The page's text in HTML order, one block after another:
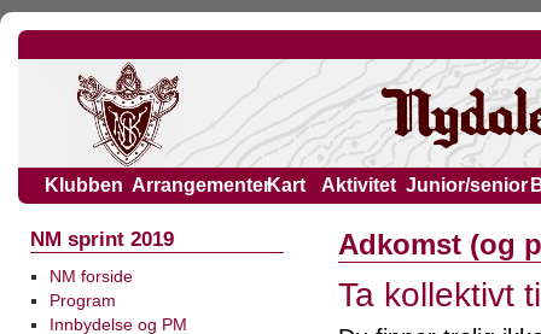
Klubben ArrangementerKart Aktivitet Junior/senior
Adkomst (og
Ta kollektivt
NM sprint 2019
NM forside
Program
Innbydelse og PM